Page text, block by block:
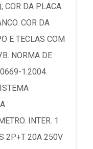
COR DA PLACA:
COR DA
E TECLAS COM
NORMA DE
1:2004.
INTER. 1
2P+T 20A 250V